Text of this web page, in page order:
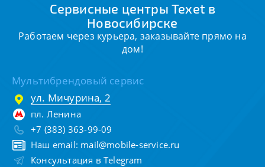
Сервисные центры Texet в
Новосибирске
Работаем через курьера, заказывайте прямо на
дом!
Мультибрендовый сервис
ул. Мичурина, 2
пл. Ленина
+7 (383) 363-99-09
Наш email: mail@mobile-service.ru
Консультация в Telegram